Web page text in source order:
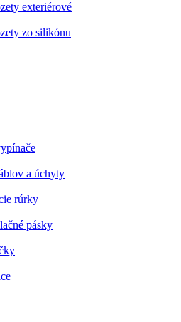
exteriérové
zo silikónu
a úchyty
rúrky
pásky